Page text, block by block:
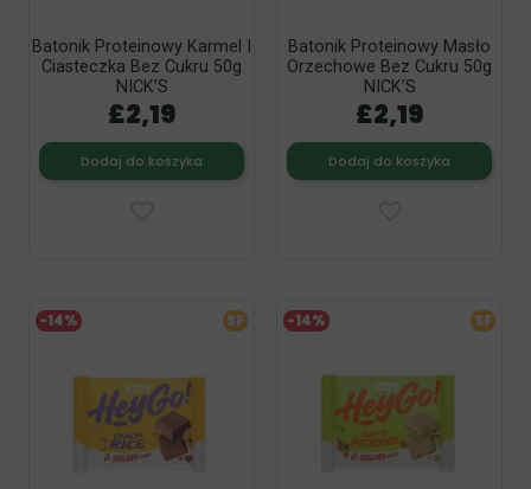
Batonik Proteinowy Karmel I
Ciasteczka Bez Cukru 50g
NICK’S
£2,19
Dodaj do koszyka
Batonik Proteinowy Masło
Orzechowe Bez Cukru 50g
NICK’S
£2,19
Dodaj do koszyka
-14% SF -14% SF